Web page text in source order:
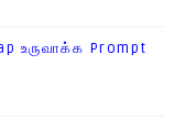
உருவாக்க Prompt